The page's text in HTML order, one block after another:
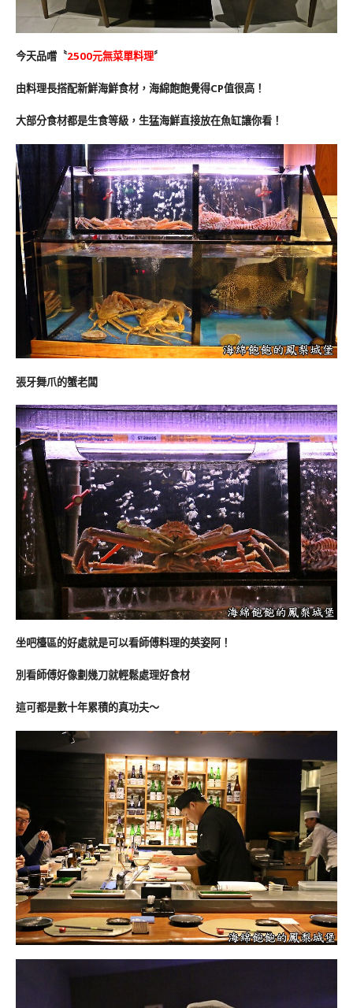
今天品嚐〝2500元無菜單料理〞
由料理長搭配新鮮海鮮食材，海綿飽飽覺得CP值很高！
大部分食材都是生食等級，生猛海鮮直接放在魚缸讓你看！
張牙舞爪的蟹老闆
坐吧檯區的好處就是可以看師傅料理的英姿阿！
別看師傅好像劃幾刀就輕鬆處理好食材
這可都是數十年累積的真功夫～